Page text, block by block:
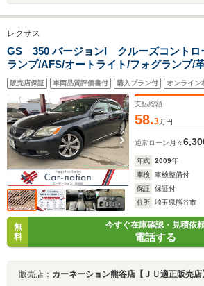
レクサス
GS 350 バージョンI クルーズコントロ
ランプ/AFS/オートライト/フォグランプ/
立AAC/前席パワーシート・シートヒータ
ビステアリング/純正HDDナビ/バックカメ
販売店保証 車両品質評価書付 購入プラン付 オンライン
支払総額
58.3万円
通常ローン 月々
年式 2009年
車検
車検整備付
保証
保証付
住所
埼玉県熊谷市
無
料
今すぐ在庫確認・見積依
電話する
販売店： カーネーション熊谷店【ＪＵ適正販売店